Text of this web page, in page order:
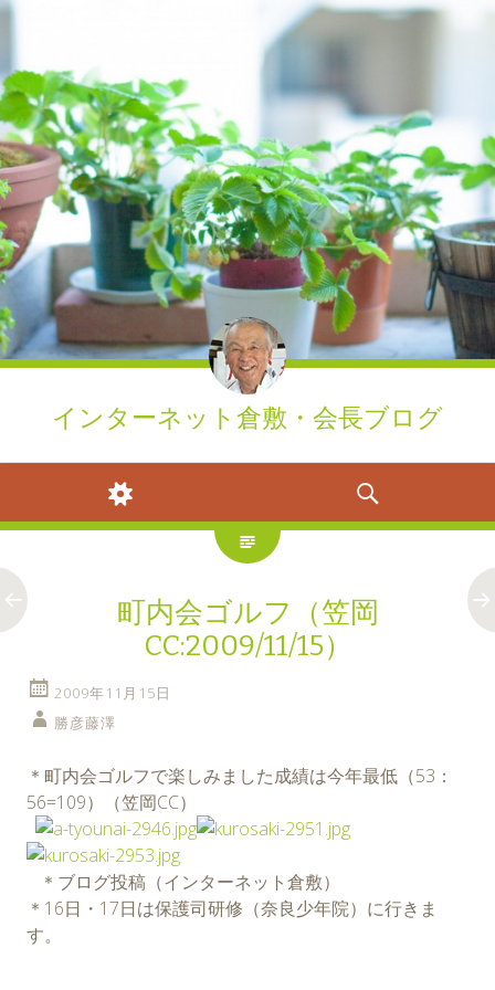
インターネット倉敷・会長ブログ
ウィジェット
町内会ゴルフ（笠岡
CC:2009/11/15）
2009年11月15日
勝彦藤澤
＊町内会ゴルフで楽しみました成績は今年最低（53：
56=109）（笠岡CC）
＊ブログ投稿（インターネット倉敷）
＊16日・17日は保護司研修（奈良少年院）に行きま
す。